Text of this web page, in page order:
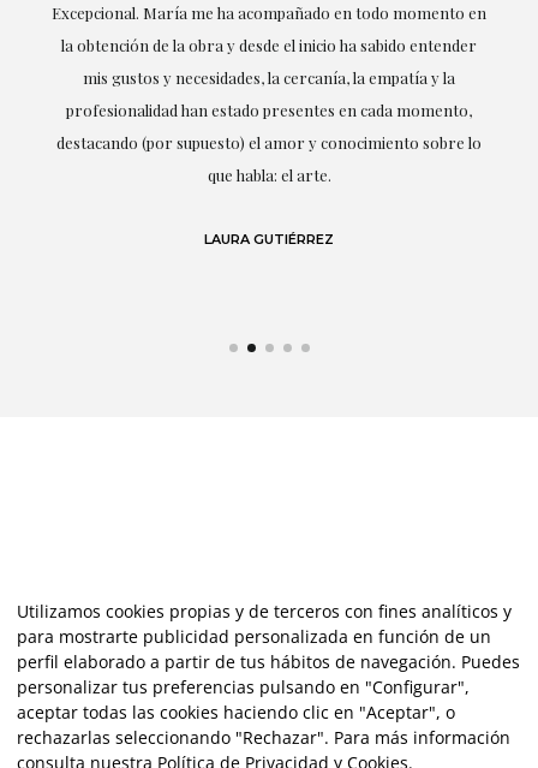
Excepcional. María me ha acompañado en todo momento en
la obtención de la obra y desde el inicio ha sabido entender
mis gustos y necesidades, la cercanía, la empatía y la
profesionalidad han estado presentes en cada momento,
destacando (por supuesto) el amor y conocimiento sobre lo
que habla: el arte.
LAURA GUTIÉRREZ
Utilizamos cookies propias y de terceros con fines analíticos y
para mostrarte publicidad personalizada en función de un
perfil elaborado a partir de tus hábitos de navegación. Puedes
personalizar tus preferencias pulsando en "Configurar",
aceptar todas las cookies haciendo clic en "Aceptar", o
rechazarlas seleccionando "Rechazar". Para más información
consulta nuestra Política de Privacidad y Cookies.